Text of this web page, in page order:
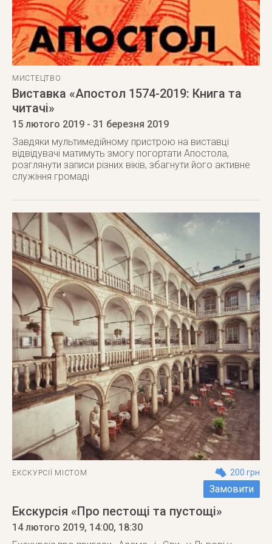
МИСТЕЦТВО
Виставка «Апостол 1574-2019: Книга та
читачі»
15 лютого 2019 - 31 березня 2019
Завдяки мультимедійному пристрою на виставці
відвідувачі матимуть змогу погортати Апостола,
розглянути записи різних віків, збагнути його активне
служіння громаді
ЕКСКУРСІЇ МІСТОМ 200 грн
Замовити
Екскурсія «Про пестощі та пустощі»
14 лютого 2019, 14:00, 18:30